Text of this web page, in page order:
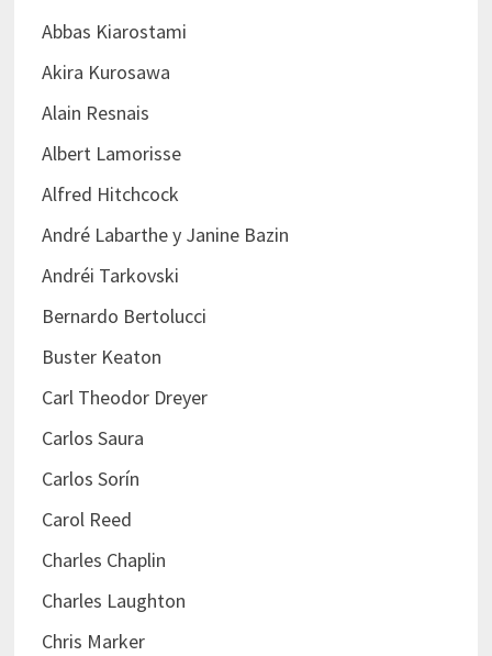
Abbas Kiarostami
Akira Kurosawa
Alain Resnais
Albert Lamorisse
Alfred Hitchcock
André Labarthe y Janine Bazin
Andréi Tarkovski
Bernardo Bertolucci
Buster Keaton
Carl Theodor Dreyer
Carlos Saura
Carlos Sorín
Carol Reed
Charles Chaplin
Charles Laughton
Chris Marker